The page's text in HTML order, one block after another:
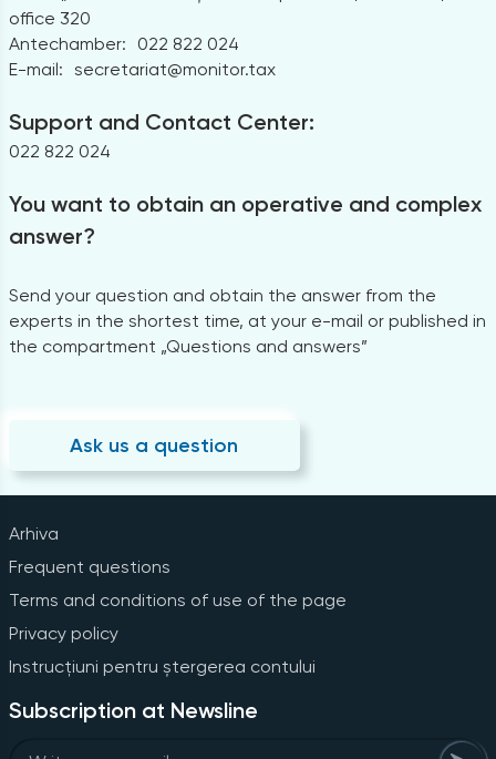
office 320
Antechamber:
022 822 024
E-mail: secretariat@monitor.tax
Support and Contact Center:
022 822 024
You want to obtain an operative and complex
answer?
Send your question and obtain the answer from the
experts in the shortest time, at your e-mail or published in
the compartment „Questions and answers”
Ask us a question
Arhiva
Frequent questions
Terms and conditions of use of the page
Privacy policy
Instrucțiuni pentru ștergerea contului
Subscription at Newsline